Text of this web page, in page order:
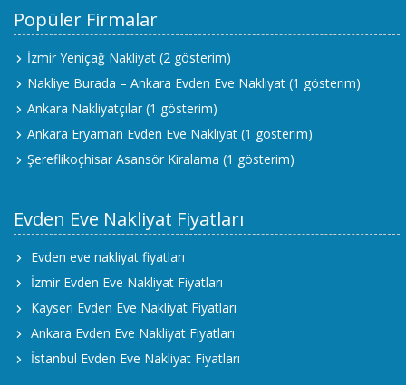
Popüler Firmalar
İzmir Yeniçağ Nakliyat (2 gösterim)
Nakliye Burada – Ankara Evden Eve Nakliyat (1 gösterim)
Ankara Nakliyatçılar (1 gösterim)
Ankara Eryaman Evden Eve Nakliyat (1 gösterim)
Şereflikoçhisar Asansör Kiralama (1 gösterim)
Evden Eve Nakliyat Fiyatları
Evden eve nakliyat fiyatları
İzmir Evden Eve Nakliyat Fiyatları
Kayseri Evden Eve Nakliyat Fiyatları
Ankara Evden Eve Nakliyat Fiyatları
İstanbul Evden Eve Nakliyat Fiyatları